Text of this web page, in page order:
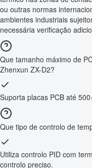
ou outras normas
ambientes industriais
necessária verificação
Que tamanho máximo de
Zhenxun ZX-D2?
Suporta placas PCB até
Que tipo de controlo de
Utiliza controlo PID com
controlo preciso.